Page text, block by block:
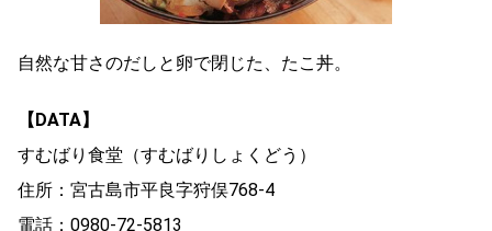
自然な甘さのだしと卵で閉じた、たこ丼。
【DATA】
すむばり食堂（すむばりしょくどう）
住所：宮古島市平良字狩俣768-4
電話：0980-72-5813